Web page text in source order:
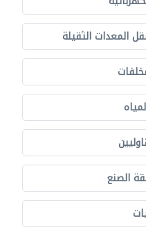
المعدات الثقيلة
الصنع